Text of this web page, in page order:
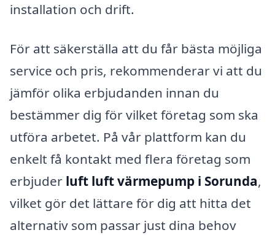
installation och drift.
För att säkerställa att du får bästa möjliga
service och pris, rekommenderar vi att du
jämför olika erbjudanden innan du
bestämmer dig för vilket företag som ska
utföra arbetet. På vår plattform kan du
enkelt få kontakt med flera företag som
erbjuder luft luft värmepump i Sorunda,
vilket gör det lättare för dig att hitta det
alternativ som passar just dina behov